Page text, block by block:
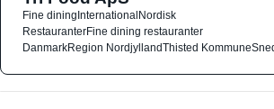
Fine diningInternationalNordisk
RestauranterFine dining restauranter
DanmarkRegion NordjyllandThisted Kommune